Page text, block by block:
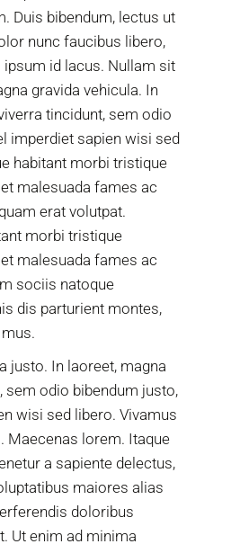
Duis bibendum, lectus ut
nunc faucibus libero,
id lacus. Nullam sit
gravida vehicula. In
tincidunt, sem odio
imperdiet sapien wisi sed
habitant morbi tristique
malesuada fames ac
erat volutpat.
morbi tristique
malesuada fames ac
sociis natoque
dis parturient montes,
justo. In laoreet, magna
sem odio bibendum justo,
wisi sed libero. Vivamus
Maecenas lorem. Itaque
a sapiente delectus,
maiores alias
doloribus
Ut enim ad minima